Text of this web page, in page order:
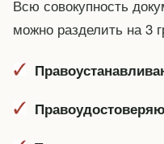
Всю совокупность
можно разделить на 3